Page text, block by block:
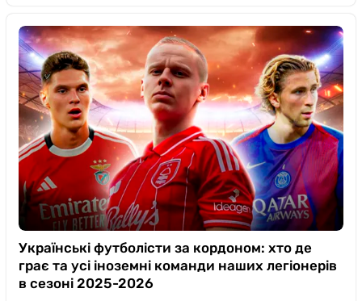
Українські футболісти за кордоном: хто де
грає та усі іноземні команди наших легіонерів
в сезоні 2025-2026